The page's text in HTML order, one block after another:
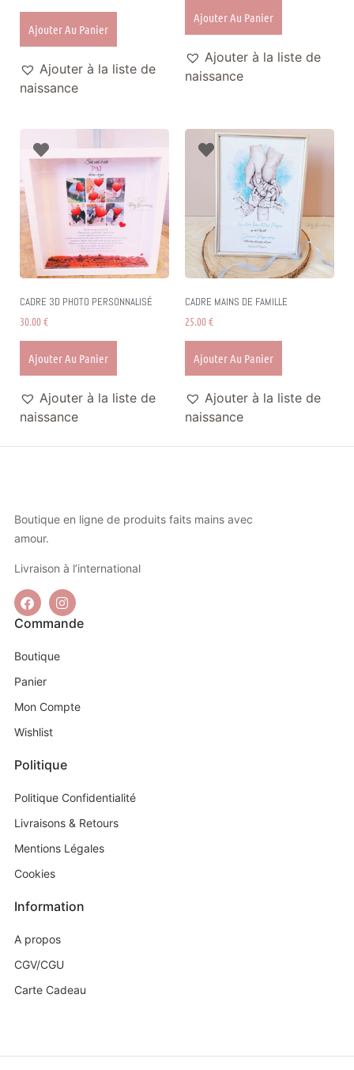
Ajouter Au Panier
Ajouter à la liste de
naissance
Ajouter Au Panier
Ajouter à la liste de
naissance
CADRE 3D PHOTO PERSONNALISÉ
30.00€
Ajouter Au Panier
Ajouter à la liste de
naissance
CADRE MAINS DE FAMILLE
25.00€
Ajouter Au Panier
Ajouter à la liste de
naissance
Boutique en ligne de produits faits mains avec
amour.
Livraison à l’international
Commande
Boutique
Panier
Mon Compte
Wishlist
Politique
Politique Confidentialité
Livraisons & Retours
Mentions Légales
Cookies
Information
A propos
CGV/CGU
Carte Cadeau